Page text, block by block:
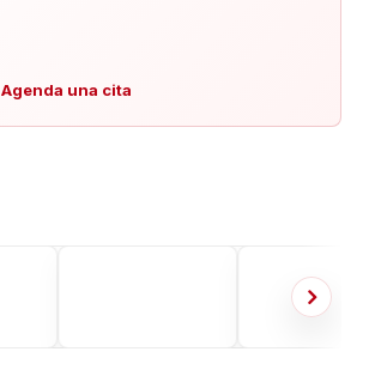
Agenda una cita